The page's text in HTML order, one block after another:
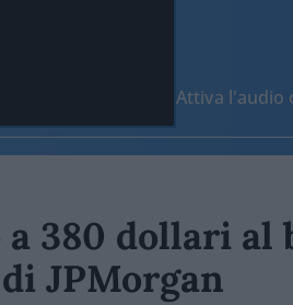
Attiva l'audio
380 dollari al
JPMorgan